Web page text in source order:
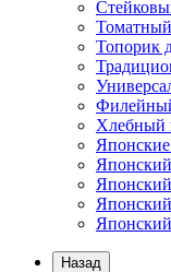
Топорик
Хлебный
Назад